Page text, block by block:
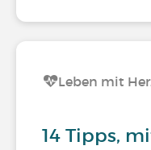
Leben mit
14 Tipps,